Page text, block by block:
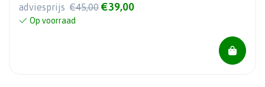
adviesprijs €45,00 €39,00
Op voorraad